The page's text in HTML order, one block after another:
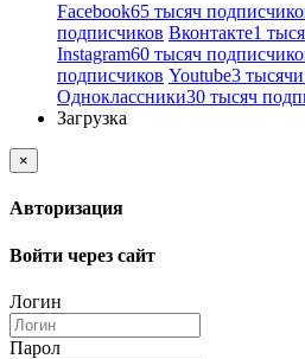
Facebook65 тысяч
подписчиков Вконтакте1
Instagram60 тысяч
подписчиков Youtube3
Одноклассники30 тысяч
Загрузка
×
Авторизация
Войти через сайт
Логин
Парол